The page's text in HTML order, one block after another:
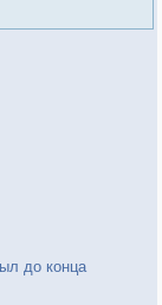
до конца